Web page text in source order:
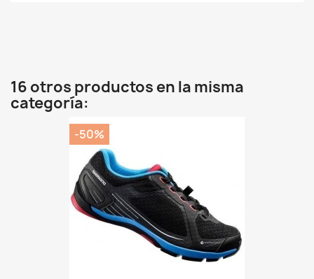
16 otros productos en la misma
categoría:
-50%